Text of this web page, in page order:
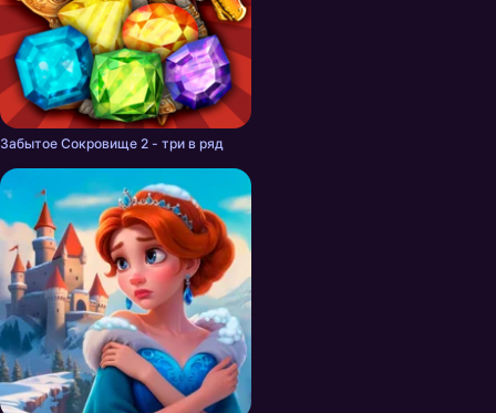
Забытое Сокровище 2 - три в ряд